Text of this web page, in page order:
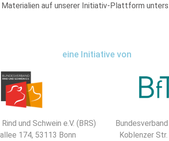
Materialien auf unserer Initiativ-Plattform
eine Initiative von
und Schwein e.V. (BRS)
174, 53113 Bonn
Koblenzer